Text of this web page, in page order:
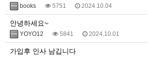
books 5751 2024.10.04
안녕하세요~
YOYO12 5841 2024.10.01
가입후 인사 남깁니다